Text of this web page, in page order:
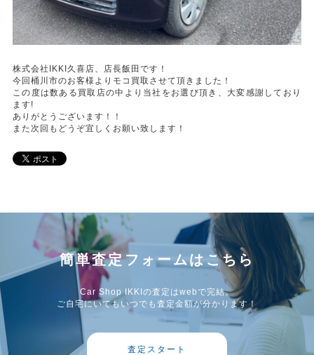
株式会社IKKI久喜店、店長飯田です！
今回桶川市のお客様よりモコ買取させて頂きました！
この度は数ある買取店の中より当社をお選び頂き、大変感謝しており
ます!
ありがとうございます！！
また次回もどうぞ宜しくお願い致します！
簡単査定フォームはこちら
Car Shop IKKIの査定はwebで完結。
ご自宅にいてもいつでも査定金額が分かります！
査定スタート